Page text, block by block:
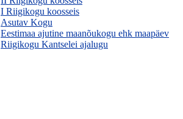
I Riigikogu koosseis
Asutav Kogu
Eestimaa ajutine maanõukogu ehk maapäev
Riigikogu Kantselei ajalugu